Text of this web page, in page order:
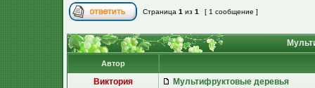
Страница 1 из 1 [ 1 сообщение ]
Автор
Виктория
Мультифруктовые деревья